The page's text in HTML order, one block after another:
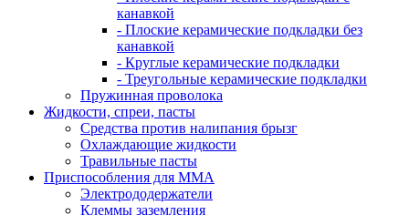
канавкой
- Плоские керамические подкладки без
канавкой
- Круглые керамические подкладки
- Треугольные керамические подкладки
Пружинная проволока
Жидкости, спреи, пасты
Средства против налипания брызг
Охлаждающие жидкости
Травильные пасты
Приспособления для ММА
Электрододержатели
Клеммы заземления